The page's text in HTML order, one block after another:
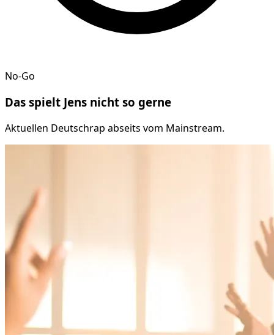
No-Go
Das spielt Jens nicht so gerne
Aktuellen Deutschrap abseits vom Mainstream.